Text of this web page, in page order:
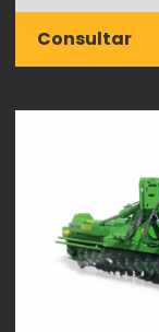
Consultar